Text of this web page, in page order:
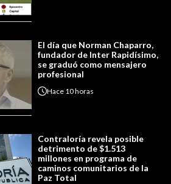
El día que Norman Chaparro,
fundador de Inter Rapidísimo,
se graduó como mensajero
profesional
Hace 10 horas
Contraloría revela posible
detrimento de $1.513
millones en programa de
caminos comunitarios de la
Paz Total